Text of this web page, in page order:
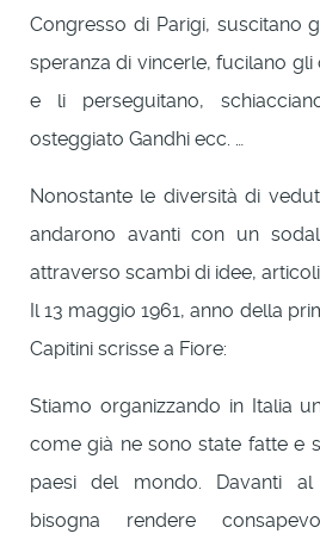
Congresso di Parigi, suscitano
speranza di vincerle, fucilano
e li perseguitano,
osteggiato Gandhi ecc. …
Nonostante le diversità di
andarono avanti con un
attraverso scambi di idee,
Il 13 maggio 1961, anno della
Capitini scrisse a Fiore:
Stiamo organizzando in Italia
come già ne sono state fatte e
paesi del mondo. Davanti
bisogna rendere